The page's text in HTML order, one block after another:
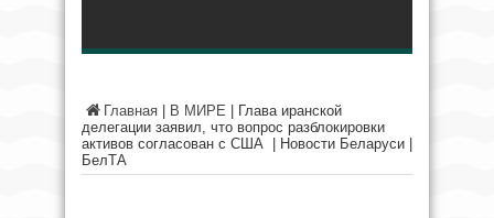
Главная В МИРЕ
Глава иранской
делегации заявил, что вопрос разблокировки
активов согласован с США | Новости Беларуси |
БелТА